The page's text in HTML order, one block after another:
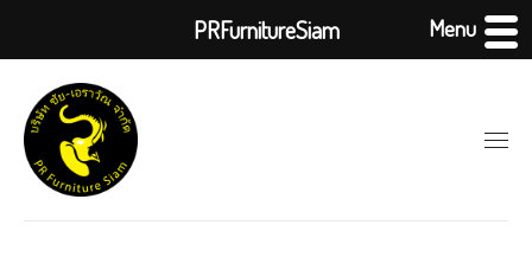
PRFurnitureSiam Menu